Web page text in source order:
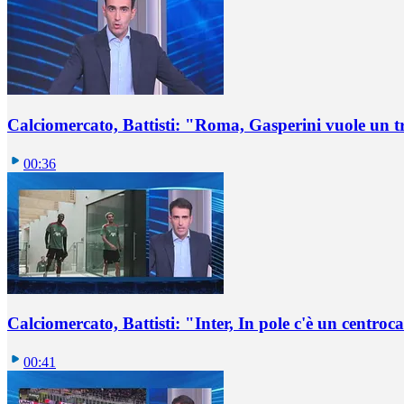
Calciomercato, Battisti: "Roma, Gasperini vuole un
00:36
Calciomercato, Battisti: "Inter, In pole c'è un
00:41